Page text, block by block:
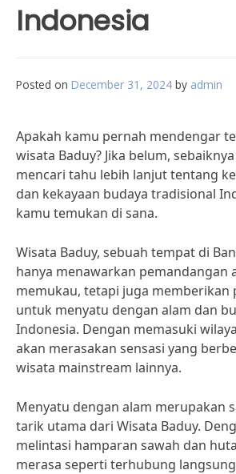
Indonesia
Posted on December 31, 2024 by admin
Apakah kamu pernah mendengar
wisata Baduy? Jika belum,
mencari tahu lebih lanjut tentang
dan kekayaan budaya tradisional
kamu temukan di sana.
Wisata Baduy, sebuah tempat di
hanya menawarkan pemandangan
memukau, tetapi juga memberikan
untuk menyatu dengan alam dan
Indonesia. Dengan memasuki
akan merasakan sensasi yang
wisata mainstream lainnya.
Menyatu dengan alam merupakan
tarik utama dari Wisata Baduy.
melintasi hamparan sawah dan
merasa seperti terhubung